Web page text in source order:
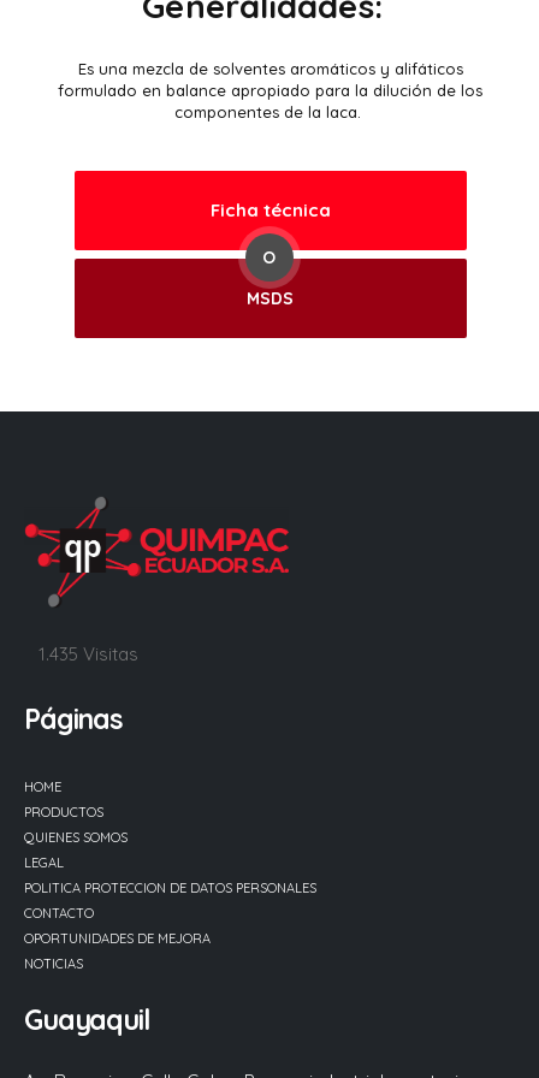
Es una mezcla de solventes aromáticos y alifáticos
formulado en balance apropiado para la dilución de los
componentes de la laca.
Ficha técnica
O
MSDS
1.435 Visitas
Páginas
HOME
PRODUCTOS
QUIENES SOMOS
LEGAL
POLITICA PROTECCION DE DATOS PERSONALES
CONTACTO
OPORTUNIDADES DE MEJORA
NOTICIAS
Guayaquil